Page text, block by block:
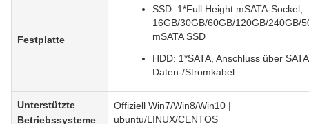
Festplatte
SSD: 1*Full Height mSATA-Sockel,
16GB/30GB/60GB/120GB/240GB/
mSATA SSD
HDD: 1*SATA, Anschluss über
Daten-/Stromkabel
Unterstützte
Betriebssysteme
Offiziell Win7/Win8/Win10 |
ubuntu/LINUX/CENTOS